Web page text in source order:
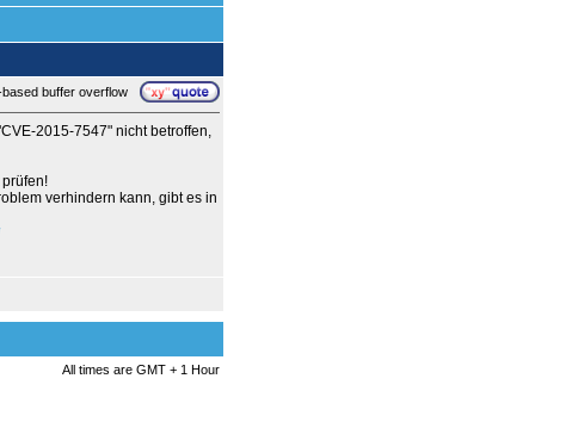
buffer overflow
2015-7547" nicht betroffen,
verhindern kann, gibt es in
All times are GMT + 1 Hour